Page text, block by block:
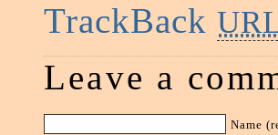
TrackBack
Leave a
Name